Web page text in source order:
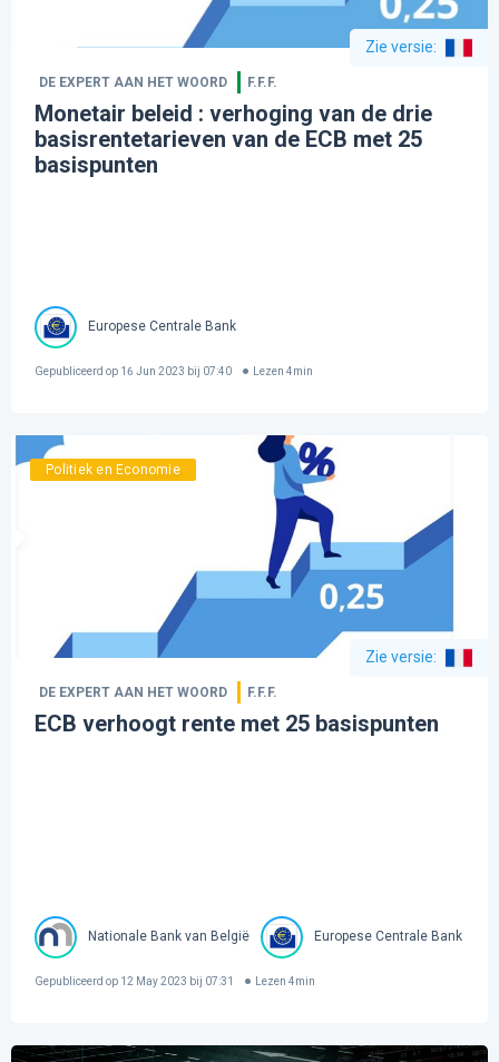
Zie versie:
DE EXPERT AAN HET WOORD F.F.F.
Monetair beleid : verhoging van de drie
basisrentetarieven van de ECB met 25
basispunten
Europese Centrale Bank
Gepubliceerd op 16 Jun 2023 bij 07:40 Lezen 4min
Politiek en Economie
Zie versie:
DE EXPERT AAN HET WOORD F.F.F.
ECB verhoogt rente met 25 basispunten
Nationale Bank van België Europese Centrale Bank
Gepubliceerd op 12 May 2023 bij 07:31 Lezen 4min